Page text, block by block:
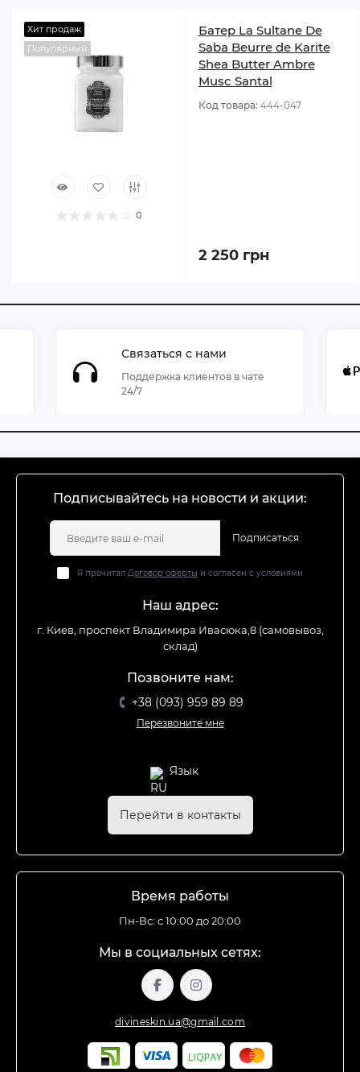
Хит продаж
Популярный
0
Батер La Sultane De
Saba Beurre de Karite
Shea Butter Ambre
Musc Santal
Код товара: 444-047
2 250 грн
Связаться с нами
Поддержка клиентов в чате
24/7
Подписывайтесь на новости и акции:
Подписаться
Я прочитал Договор оферты и согласен с условиями
Наш адрес:
г. Киев, проспект Владимира Ивасюка,8 (самовывоз,
склад)
Позвоните нам:
+38 (093) 959 89 89
Перезвоните мне
Язык
Перейти в контакты
Время работы
Пн-Вс: с 10:00 до 20:00
Мы в социальных сетях:
divineskin.ua@gmail.com